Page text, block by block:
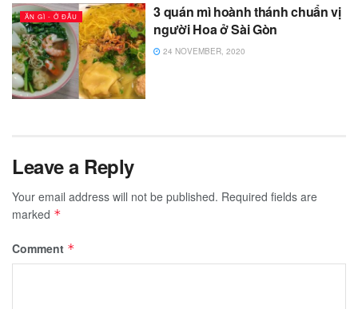
ĂN GÌ - Ở ĐÂU
3 quán mì hoành thánh chuẩn vị
người Hoa ở Sài Gòn
24 NOVEMBER, 2020
Leave a Reply
Your email address will not be published. Required fields are
marked *
Comment *